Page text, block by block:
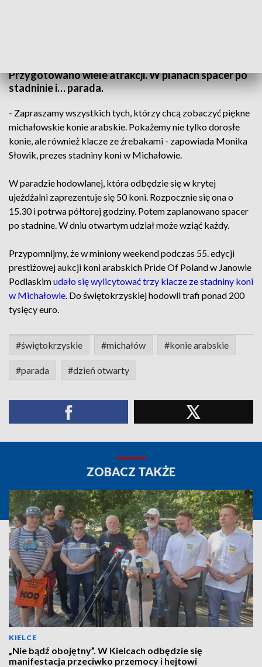
Przygotowano wiele atrakcji. W planach spacer po
stadninie i… parada.
- Zapraszamy wszystkich tych, którzy chcą zobaczyć piękne
michałowskie konie arabskie. Pokażemy nie tylko dorosłe
konie, ale również klacze ze źrebakami - zapowiada Monika
Słowik, prezes stadniny koni w Michałowie.
W paradzie hodowlanej, która odbędzie się w krytej
ujeżdżalni zaprezentuje się 50 koni. Rozpocznie się ona o
15.30 i potrwa półtorej godziny. Potem zaplanowano spacer
po stadnine. W dniu otwartym udział może wziąć każdy.
Przypomnijmy, że w miniony weekend podczas 55. edycji
prestiżowej aukcji koni arabskich Pride Of Poland w Janowie
Podlaskimudało się wylicytować trzy klacze ze stadniny koni
w Michałowie. Do świętokrzyskiej hodowli trafi ponad 200
tysięcy euro.
#świętokrzyskie #michałów #konie arabskie
#parada #dzień otwarty
ZOBACZ TAKŻE
KIELCE
„Nie bądź obojętny”. W Kielcach odbędzie się
manifestacja przeciwko przemocy i hejtowi